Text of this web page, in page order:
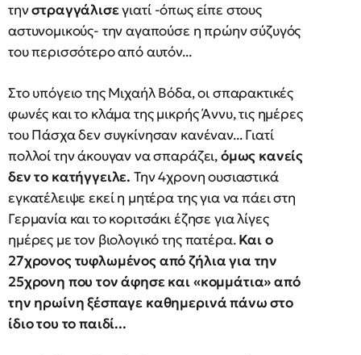
τηνστραγγάλισεγιατί -όπως είπε στους
αστυνομικούς- την αγαπούσε η πρώην σύζυγός
του περισσότερο από αυτόν...
Στο υπόγειο της Μιχαήλ Βόδα, οι σπαρακτικές
φωνές και το κλάμα της μικρής Άννυ, τις ημέρες
του Πάσχα δεν συγκίνησαν κανέναν... Γιατί
πολλοί την άκουγαν να σπαράζει,όμως κανείς
δεν το κατήγγειλε. Την 4χρονη ουσιαστικά
εγκατέλειψε εκεί η μητέρα της για να πάει στη
Γερμανία και το κοριτσάκι έζησε για λίγες
ημέρες με τον βιολογικό της πατέρα.Και ο
27χρονος τυφλωμένος από ζήλια για την
25χρονη που τον άφησε και «κομμάτια» από
την ηρωίνη ξέσπαγε καθημερινά πάνω στο
ίδιο του το παιδί...